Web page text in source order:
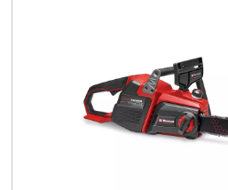
Deutsch